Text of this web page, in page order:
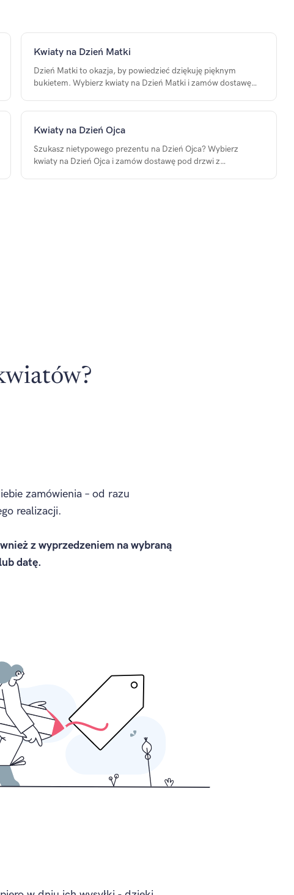
Kwiaty na Dzień Matki
Dzień Matki to okazja, by powiedzieć dziękuję pięknym
bukietem. Wybierz kwiaty na Dzień Matki i zamów dostawę
Kwiaty na Dzień Ojca
Szukasz nietypowego prezentu na Dzień Ojca? Wybierz
kwiaty na Dzień Ojca i zamów dostawę pod drzwi z
zamówienia – od razu
realizacji.
z wyprzedzeniem na wybraną
datę.